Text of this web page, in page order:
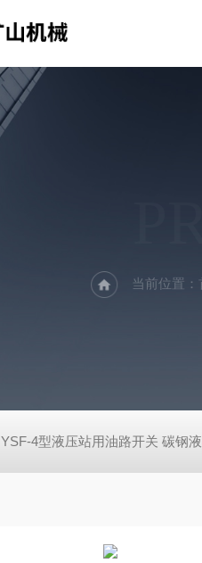
当前位置：
YSF-4型液压站用油路开关 碳钢